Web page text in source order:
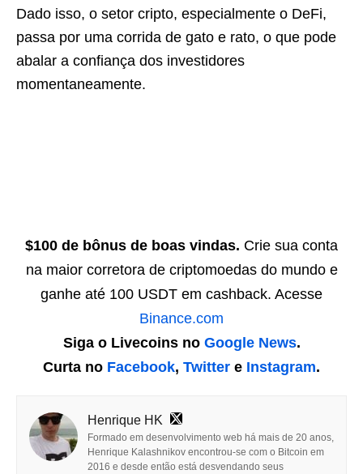
Dado isso, o setor cripto, especialmente o DeFi,
passa por uma corrida de gato e rato, o que pode
abalar a confiança dos investidores
momentaneamente.
$100 de bônus de boas vindas. Crie sua conta
na maior corretora de criptomoedas do mundo e
ganhe até 100 USDT em cashback. Acesse
Binance.com
Siga o Livecoins no Google News.
Curta no Facebook, Twitter e Instagram.
Henrique HK
Formado em desenvolvimento web há mais de 20 anos,
Henrique Kalashnikov encontrou-se com o Bitcoin em
2016 e desde então está desvendando seus